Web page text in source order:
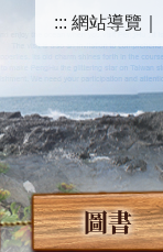
::: 網站導覽
圖書